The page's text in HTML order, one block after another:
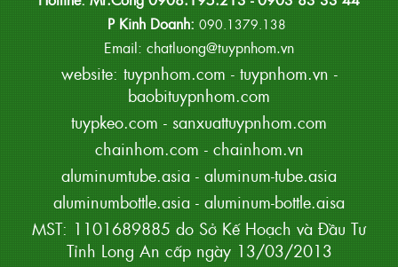
P Kinh Doanh: 090.1379.138
Email: chatluong@tuypnhom.vn
website: tuypnhom.com - tuypnhom.vn -
baobituypnhom.com
tuypkeo.com - sanxuattuypnhom.com
chainhom.com - chainhom.vn
aluminumtube.asia - aluminum-tube.asia
aluminumbottle.asia - aluminum-bottle.aisa
MST: 1101689885 do Sở Kế Hoạch và Đầu Tư
Tỉnh Long An cấp ngày 13/03/2013